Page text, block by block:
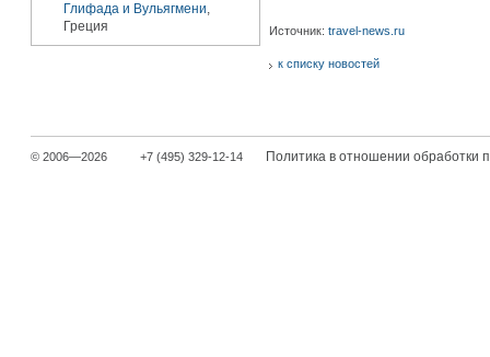
Глифада и Вульягмени,
Греция
Источник: travel-news.ru
к списку новостей
© 2006—2026 +7 (495) 329-12-14 Политика в отношении обработки